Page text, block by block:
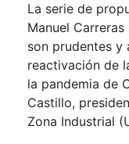
La serie de
Manuel
son prudentes y
reactivación de
la pandemia de
Castillo,
Zona Industrial